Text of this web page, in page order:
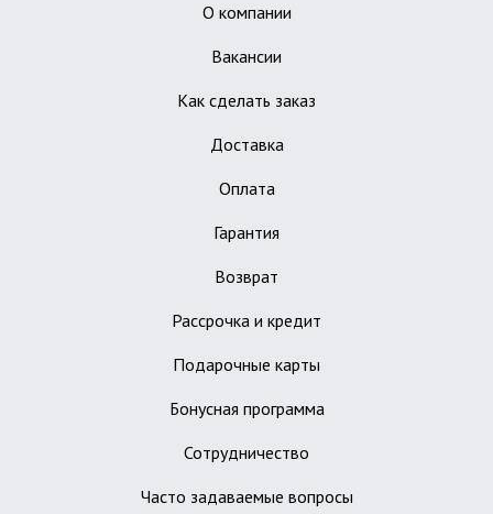
О компании
Вакансии
Как сделать заказ
Доставка
Оплата
Гарантия
Возврат
Рассрочка и кредит
Подарочные карты
Бонусная программа
Сотрудничество
Часто задаваемые вопросы